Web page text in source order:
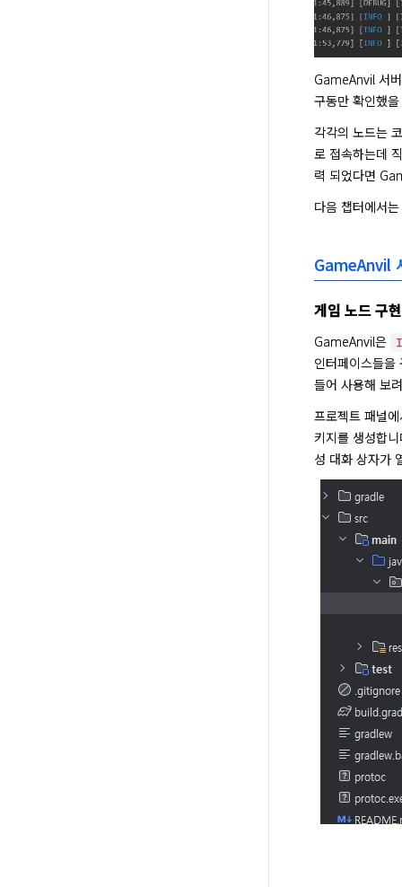
GameAnvil 서
구동만 확인했
각각의 노드는
로 접속하는데
력 되었다면
다음 챕터에서
GameAnvil
게임 노드 구현
GameAnvil은
인터페이스들
들어 사용해 보
프로젝트 패널
키지를 생성합
성 대화 상자가